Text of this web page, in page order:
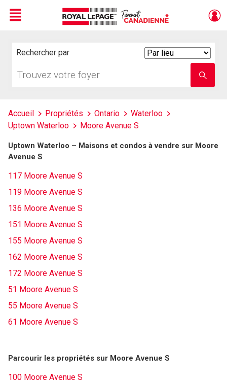
Menu
Rechercher par
votre
nom
Accueil Propriétés Ontario
Waterloo
Uptown Waterloo
Moore Avenue S
Uptown Waterloo – Maisons et condos à vendre sur Moore
Avenue S
117 Moore Avenue S
119 Moore Avenue S
136 Moore Avenue S
151 Moore Avenue S
155 Moore Avenue S
162 Moore Avenue S
172 Moore Avenue S
51 Moore Avenue S
55 Moore Avenue S
61 Moore Avenue S
Parcourir les propriétés sur Moore Avenue S
100 Moore Avenue S